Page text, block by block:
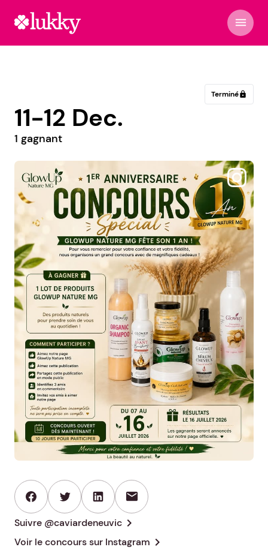
menu
Terminélock
11-12 Dec.
1 gagnant
@caviardeneuvic
mail
Suivre @caviardeneuvic chevron_right
Voir le concours sur Instagram chevron_right